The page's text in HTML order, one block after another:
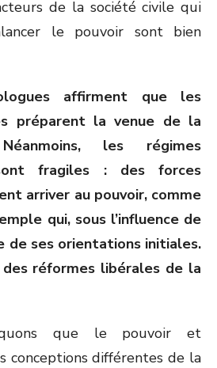
de la société civile qui
le pouvoir sont bien
affirment que les
préparent la venue de la
les régimes
fragiles : des forces
arriver au pouvoir, comme
qui, sous l’influence de
de ses orientations initiales.
réformes libérales de la
que le pouvoir et
conceptions différentes de la